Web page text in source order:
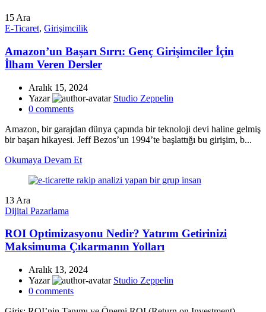
15 Ara
E-Ticaret, Girişimcilik
Amazon’un Başarı Sırrı: Genç Girişimciler İçin
İlham Veren Dersler
Aralık 15, 2024
Yazar
Studio Zeppelin
0 comments
Amazon, bir garajdan dünya çapında bir teknoloji devi haline gelmiş
bir başarı hikayesi. Jeff Bezos’un 1994’te başlattığı bu girişim, b...
Okumaya Devam Et
13 Ara
Dijital Pazarlama
ROI Optimizasyonu Nedir? Yatırım Getirinizi
Maksimuma Çıkarmanın Yolları
Aralık 13, 2024
Yazar
Studio Zeppelin
0 comments